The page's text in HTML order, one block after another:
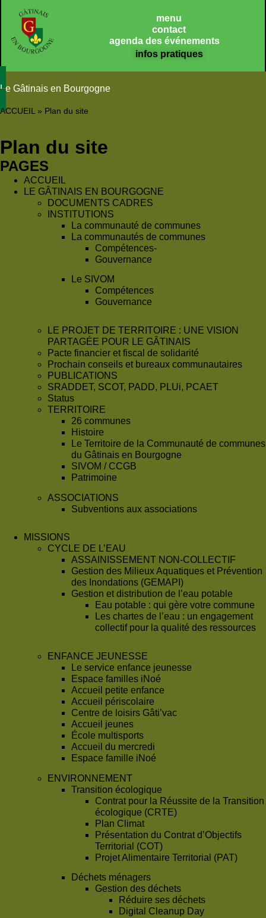
menu
contact
agenda des événements
infos pratiques
Le Gâtinais en Bourgogne
ACCUEIL» Plan du site
Plan du site
PAGES
ACCUEIL
LE GÂTINAIS EN BOURGOGNE
DOCUMENTS CADRES
INSTITUTIONS
La communauté de communes
La communautés de communes
Compétences-
Gouvernance
Le SIVOM
Compétences
Gouvernance
LE PROJET DE TERRITOIRE : UNE VISION
PARTAGÉE POUR LE GÂTINAIS
Pacte financier et fiscal de solidarité
Prochain conseils et bureaux communautaires
PUBLICATIONS
SRADDET, SCOT, PADD, PLUi, PCAET
Status
TERRITOIRE
26 communes
Histoire
Le Territoire de la Communauté de communes
du Gâtinais en Bourgogne
SIVOM / CCGB
Patrimoine
ASSOCIATIONS
Subventions aux associations
MISSIONS
CYCLE DE L’EAU
ASSAINISSEMENT NON-COLLECTIF
Gestion des Milieux Aquatiques et Prévention
des Inondations (GEMAPI)
Gestion et distribution de l’eau potable
Eau potable : qui gère votre commune
Les chartes de l’eau : un engagement
collectif pour la qualité des ressources
ENFANCE JEUNESSE
Le service enfance jeunesse
Espace familles iNoé
Accueil petite enfance
Accueil périscolaire
Centre de loisirs Gâti’vac
Accueil jeunes
École multisports
Accueil du mercredi
Espace famille iNoé
ENVIRONNEMENT
Transition écologique
Contrat pour la Réussite de la Transition
écologique (CRTE)
Plan Climat
Présentation du Contrat d’Objectifs
Territorial (COT)
Projet Alimentaire Territorial (PAT)
Déchets ménagers
Gestion des déchets
Réduire ses déchets
Digital Cleanup Day